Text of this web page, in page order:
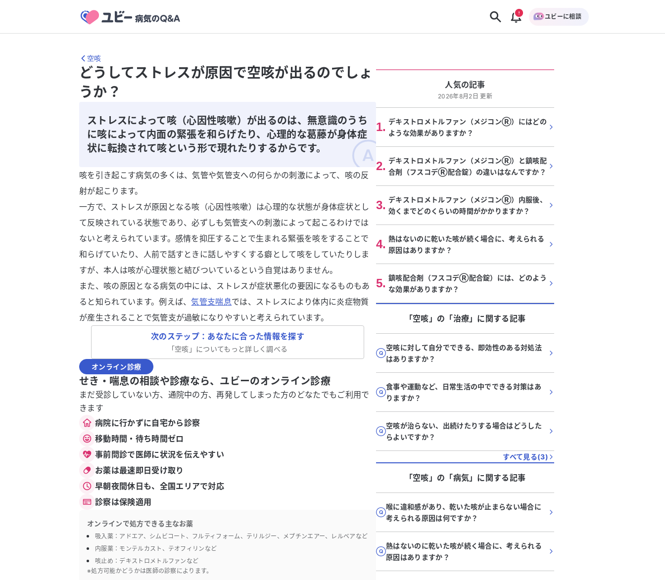
ユビーに相談
空咳
どうしてストレスが原因で空咳が出るのでしょ
うか？
ストレスによって咳（心因性咳嗽）が出るのは、無意識のうち
に咳によって内面の緊張を和らげたり、心理的な葛藤が身体症
状に転換されて咳という形で現れたりするからです。
咳を引き起こす病気の多くは、気管や気管支への何らかの刺激によって、咳の反
射が起こります。
一方で、ストレスが原因となる咳（心因性咳嗽）は心理的な状態が身体症状とし
て反映されている状態であり、必ずしも気管支への刺激によって起こるわけでは
ないと考えられています。感情を抑圧することで生まれる緊張を咳をすることで
和らげていたり、人前で話すときに話しやすくする癖として咳をしていたりしま
すが、本人は咳が心理状態と結びついているという自覚はありません。
また、咳の原因となる病気の中には、ストレスが症状悪化の要因になるものもあ
ると知られています。例えば、気管支喘息では、ストレスにより体内に炎症物質
が産生されることで気管支が過敏になりやすいと考えられています。
次のステップ：あなたに合った情報を探す
「空咳 」についてもっと詳しく調べる
オンライン診療
せき・喘息の相談や診療なら、ユビーのオンライン診療
まだ受診していない方、通院中の方、再発してしまった方のどなたでもご利用で
きます
病院に行かずに自宅から診察
移動時間・待ち時間ゼロ
事前問診で医師に状況を伝えやすい
お薬は最速即日受け取り
早朝夜間休日も、全国エリアで対応
診察は保険適用
オンラインで処方できる主なお薬
吸入薬：アドエア、シムビコート、フルティフォーム、テリルジー、メプチンエアー、レルベアなど
内服薬：モンテルカスト、テオフィリンなど
咳止め：デキストロメトルファンなど
※処方可能かどうかは医師の診察によります。
人気の記事
2026年8月2日 更新
1. デキストロメトルファン（メジコンⓇ）にはどの
ような効果がありますか？
2. デキストロメトルファン（メジコンⓇ）と鎮咳配
合剤（フスコデⓇ配合錠）の違いはなんですか？
3. デキストロメトルファン（メジコンⓇ）内服後、
効くまでどのくらいの時間がかかりますか？
4. 熱はないのに乾いた咳が続く場合に、考えられる
原因はありますか？
5. 鎮咳配合剤（フスコデⓇ配合錠）には、どのよう
な効果がありますか？
「空咳」 の「治療」に関する記事
空咳に対して自分でできる、即効性のある対処法
はありますか？
食事や運動など、日常生活の中でできる対策はあ
りますか？
空咳が治らない、出続けたりする場合はどうした
らよいですか？
すべて見る(3)
「空咳」 の「病気」に関する記事
喉に違和感があり、乾いた咳が止まらない場合に
考えられる原因は何ですか？
熱はないのに乾いた咳が続く場合に、考えられる
原因はありますか？